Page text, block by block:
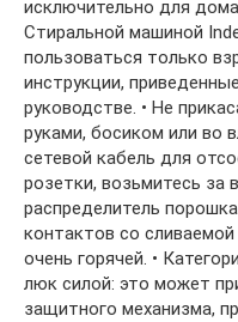
исключительно для
Стиральной машиной
пользоваться только
инструкции,
руководстве. • Не
руками, босиком или во
сетевой кабель для
розетки, возьмитесь за
распределитель
контактов со
очень горячей. •
люк силой: это может
защитного механизма,